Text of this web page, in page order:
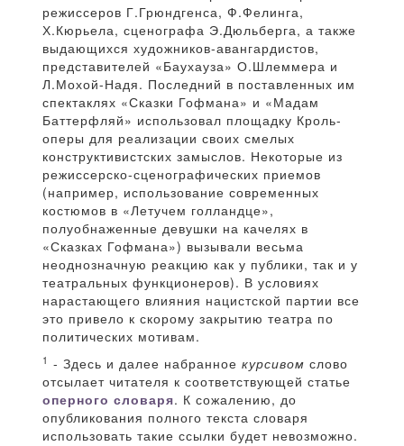
режиссеров Г.Грюндгенса, Ф.Фелинга,
Х.Кюрьела, сценографа Э.Дюльберга, а также
выдающихся художников-авангардистов,
представителей «Баухауза» О.Шлеммера и
Л.Мохой-Надя. Последний в поставленных им
спектаклях «Сказки Гофмана» и «Мадам
Баттерфляй» использовал площадку Кроль-
оперы для реализации своих смелых
конструктивистских замыслов. Некоторые из
режиссерско-сценографических приемов
(например, использование современных
костюмов в «Летучем голландце»,
полуобнаженные девушки на качелях в
«Сказках Гофмана») вызывали весьма
неоднозначную реакцию как у публики, так и у
театральных функционеров). В условиях
нарастающего влияния нацистской партии все
это привело к скорому закрытию театра по
политических мотивам.
1 - Здесь и далее набранное курсивом слово
отсылает читателя к соответствующей статье
оперного словаря. К сожалению, до
опубликования полного текста словаря
использовать такие ссылки будет невозможно.